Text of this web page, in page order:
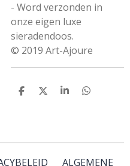
- Word verzonden in
onze eigen luxe
sieradendoos.
© 2019 Art-Ajoure
D
D
S
D
ALGEMENE